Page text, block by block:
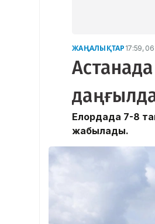
ЖАҢАЛЫҚТАР 17:59,
Астанада
Елордада 7-8
жабылады.